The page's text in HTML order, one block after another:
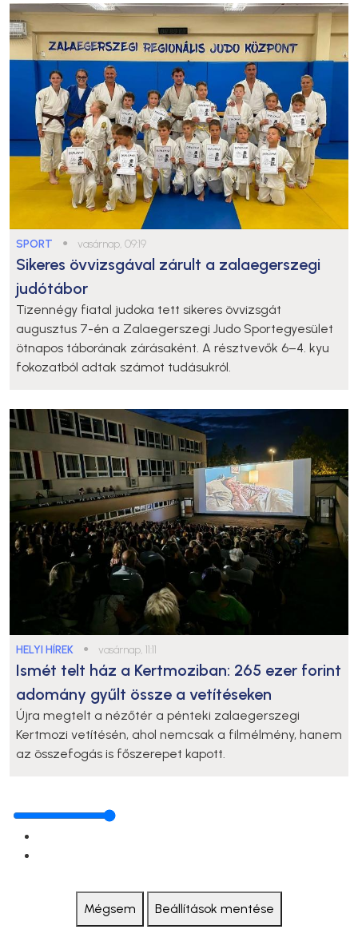
SPORT ● vasárnap, 09:19
Sikeres övvizsgával zárult a zalaegerszegi
judótábor
Tizennégy fiatal judoka tett sikeres övvizsgát
augusztus 7-én a Zalaegerszegi Judo Sportegyesület
ötnapos táborának zárásaként. A résztvevők 6–4. kyu
fokozatból adtak számot tudásukról.
HELYI HÍREK ● vasárnap, 11:11
Ismét telt ház a Kertmoziban: 265 ezer forint
adomány gyűlt össze a vetítéseken
Újra megtelt a nézőtér a pénteki zalaegerszegi
Kertmozi vetítésén, ahol nemcsak a filmélmény, hanem
az összefogás is főszerepet kapott.
Mégsem Beállítások mentése